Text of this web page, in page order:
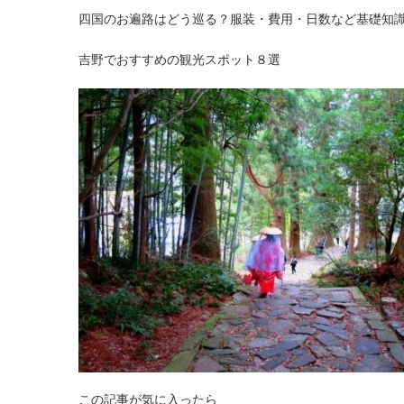
四国のお遍路はどう巡る？服装・費用・日数など基礎知
吉野でおすすめの観光スポット８選
この記事が気に入ったら